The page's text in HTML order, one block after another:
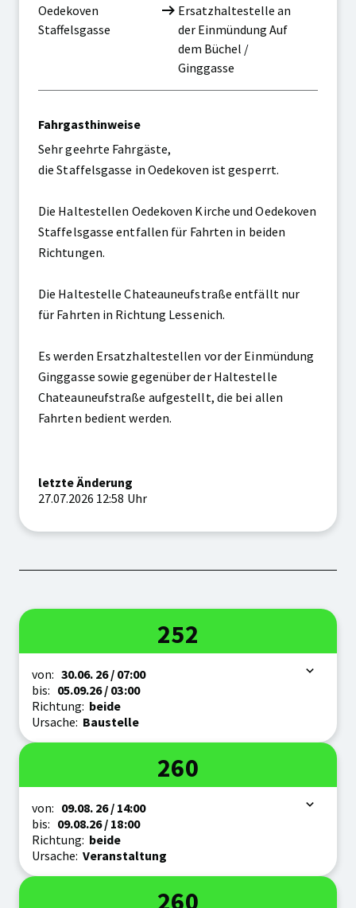
Entfallende
Haltestelle
Oedekoven
Staffelsgasse
Ersatzhaltestelle
Ersatzhaltestelle an
der Einmündung Auf
dem Büchel /
Ginggasse
Fahrgasthinweise
Sehr geehrte Fahrgäste,
die Staffelsgasse in Oedekoven ist gesperrt.
Die Haltestellen Oedekoven Kirche und Oedekoven
Staffelsgasse entfallen für Fahrten in beiden
Richtungen.
Die Haltestelle Chateauneufstraße entfällt nur
für Fahrten in Richtung Lessenich.
Es werden Ersatzhaltestellen vor der Einmündung
Ginggasse sowie gegenüber der Haltestelle
Chateauneufstraße aufgestellt, die bei allen
Fahrten bedient werden.
letzte Änderung
27.07.2026 12:58 Uhr
Linie
252
Zeitraum
von: 30.06. 26/ 07:00
bis: 05.09.26/ 03:00
Richtung: beide
Ursache: Baustelle
Linie
260
Zeitraum
von: 09.08. 26/ 14:00
bis: 09.08.26/ 18:00
Richtung: beide
Ursache: Veranstaltung
Linie
260